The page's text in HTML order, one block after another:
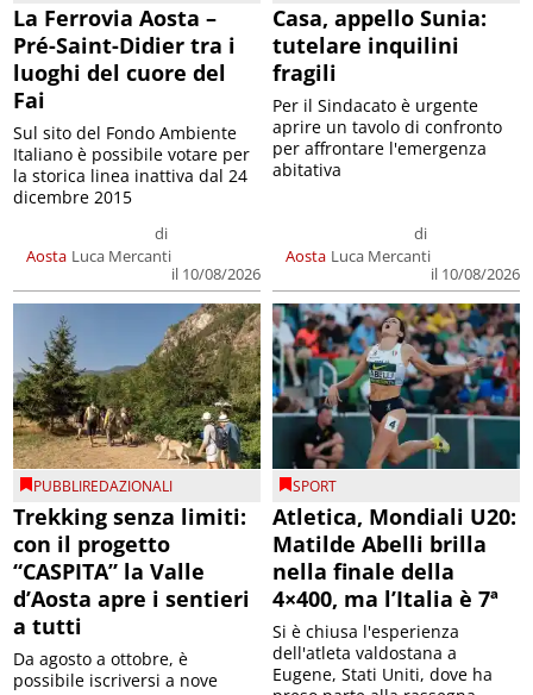
La Ferrovia Aosta –
Pré-Saint-Didier tra i
luoghi del cuore del
Fai
Aosta
di
Luca Mercanti
il 10/08/2026
Sul sito del Fondo Ambiente
Italiano è possibile votare per
la storica linea inattiva dal 24
dicembre 2015
Casa, appello Sunia:
tutelare inquilini
fragili
Aosta
di
Luca Mercanti
il 10/08/2026
Per il Sindacato è urgente
aprire un tavolo di confronto
per affrontare l'emergenza
abitativa
PUBBLIREDAZIONALI
Trekking senza limiti:
con il progetto
“CASPITA” la Valle
d’Aosta apre i sentieri
a tutti
Da agosto a ottobre, è
possibile iscriversi a nove
SPORT
Atletica, Mondiali U20:
Matilde Abelli brilla
nella finale della
4×400, ma l’Italia è 7ª
Si è chiusa l'esperienza
dell'atleta valdostana a
Eugene, Stati Uniti, dove ha